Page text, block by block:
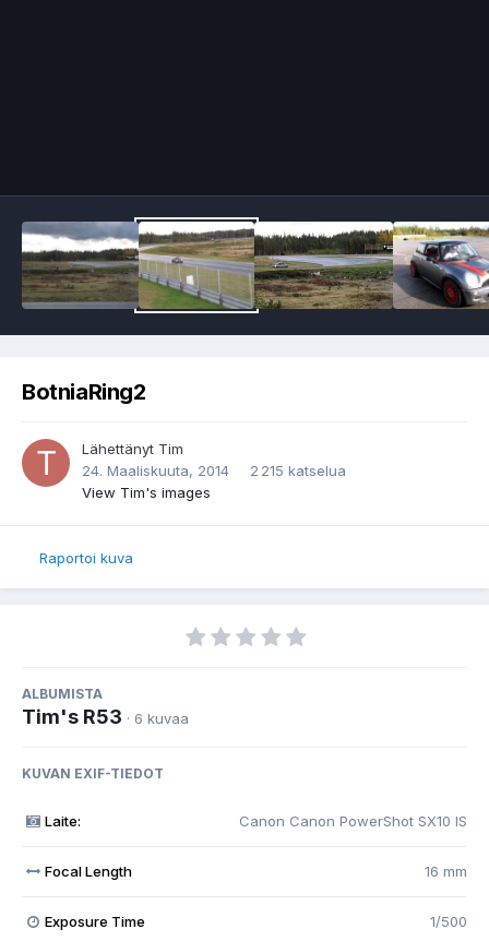
BotniaRing2
Lähettänyt Tim
24. Maaliskuuta, 2014
2 215 katselua
View Tim's images
Raportoi kuva
ALBUMISTA
Tim's R53 · 6 kuvaa
KUVAN EXIF-TIEDOT
Laite: Canon Canon PowerShot SX10 IS
Focal Length 16 mm
Exposure Time 1/500